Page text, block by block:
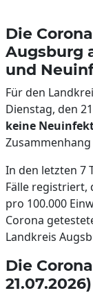
Die
Augsburg
und
Für den
Dienstag, den
keine
In den letzten 7
Fälle registriert,
pro 100.000
Corona
Landkreis
Die
21.07.2026)